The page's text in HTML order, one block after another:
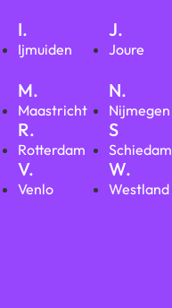
I.
Ijmuiden
J.
Joure
M.
Maastricht
N.
Nijmegen
R.
Rotterdam
S
Schiedam
V.
Venlo
W.
Westland